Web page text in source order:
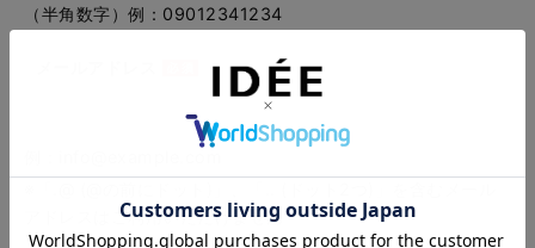
（半角数字）例：09012341234
アドレスはご利用いただけません